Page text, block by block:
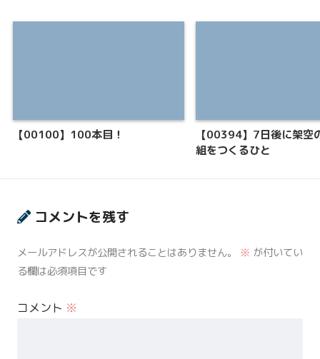
【00100】100本目！
【00394】7日後に架空
組をつくるひと
コメントを残す
メールアドレスが公開されることはありません。 ※ が付いてい
る欄は必須項目です
コメント ※